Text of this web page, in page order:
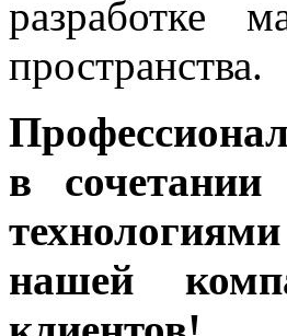
разработке
пространства.
в
нашей